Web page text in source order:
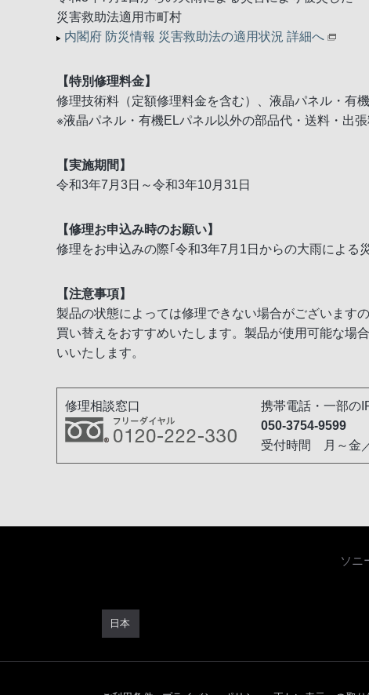
災害救助法適用市町村
内閣府 防災情報 災害救助法の適用状況 詳細へ
【特別修理料金】
修理技術料（定額修理料金を含む）、液晶パネル・有
※液晶パネル・有機ELパネル以外の部品代・送料・出
【実施期間】
令和3年7月3日～令和3年10月31日
【修理お申込み時のお願い】
修理をお申込みの際｢令和3年7月1日からの大雨による
【注意事項】
製品の状態によっては修理できない場合がございます
買い替えをおすすめいたします。製品が使用可能な場
いいたします。
修理相談窓口
携帯電話・一部の
050-3754-9599
受付時間 月～金
ソニ
日本